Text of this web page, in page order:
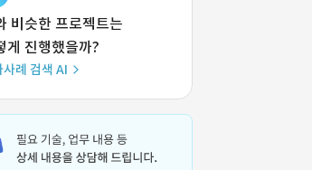
비슷한 프로젝트는
게 진행했을까?
사례 검색 AI